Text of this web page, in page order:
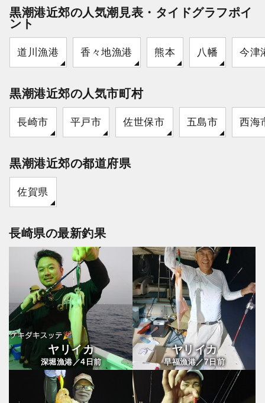
黒潮港近郊の人気潮見表・タイドグラフポイ
ント
道川漁港 香々地漁港 熊本 八幡 今津
黒潮港近郊の人気市町村
長崎市 平戸市 佐世保市 五島市 西海
黒潮港近郊の都道府県
佐賀県
長崎県の最新釣果
ヤリイカ
深堀漁港／4 日前
ヤリイカ
早福漁港／7日前